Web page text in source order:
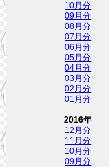
10月分
09月分
08月分
07月分
06月分
05月分
04月分
03月分
02月分
01月分
2016年
12月分
11月分
10月分
09月分